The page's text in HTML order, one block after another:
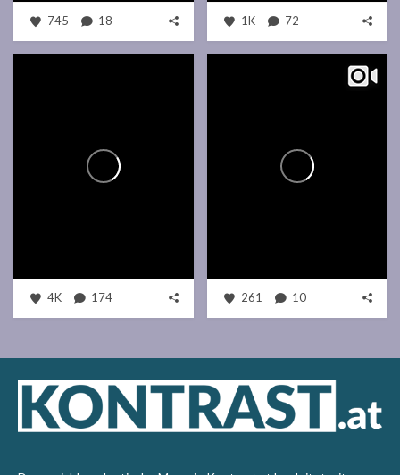
745 18 1K 72
4K 174 261 10